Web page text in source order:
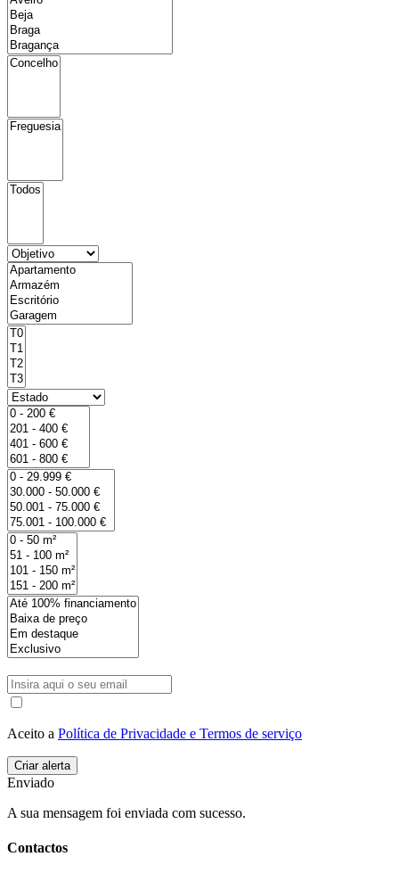
Aceito a Política de Privacidade e Termos de serviço
Enviado
A sua mensagem foi enviada com sucesso.
Contactos